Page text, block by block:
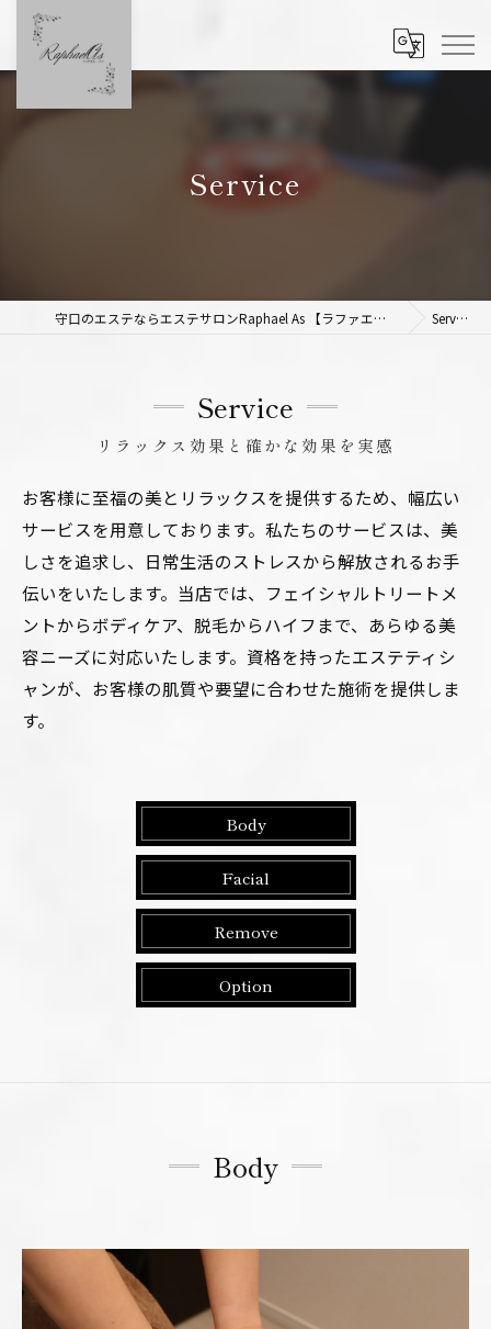
Service
守口のエステならエステサロンRaphael As 【ラファエルアズ】 Service
リラックス効果と確かな効果を実感
Service
お客様に至福の美とリラックスを提供するため、幅広い
サービスを用意しております。私たちのサービスは、美
しさを追求し、日常生活のストレスから解放されるお手
伝いをいたします。当店では、フェイシャルトリートメ
ントからボディケア、脱毛からハイフまで、あらゆる美
容ニーズに対応いたします。資格を持ったエステティシ
ャンが、お客様の肌質や要望に合わせた施術を提供しま
す。
Body
Facial
Remove
Option
Body